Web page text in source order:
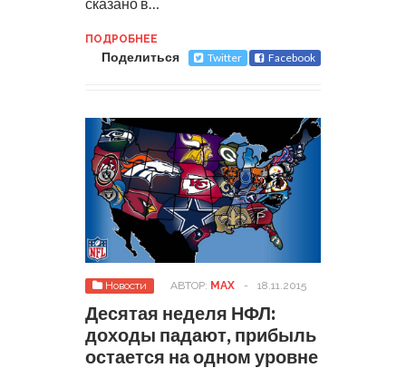
ПОДРОБНЕЕ
Поделиться Twitter Facebook
Новости АВТОР: MAX - 18.11.2015
Десятая неделя НФЛ:
доходы падают, прибыль
остается на одном уровне